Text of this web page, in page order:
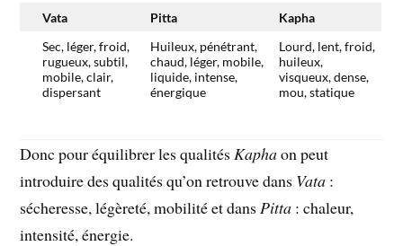
Vata Pitta
Kapha
Sec, léger, froid,
rugueux, subtil,
mobile, clair,
dispersant
Huileux, pénétrant,
chaud, léger, mobile,
liquide, intense,
énergique
Lourd, lent, froid,
huileux,
visqueux, dense,
mou, statique
Donc pour équilibrer les qualitésKaphaon peut
introduire des qualités qu’on retrouve dans Vata :
sécheresse, légèreté, mobilité et dansPitta : chaleur,
intensité, énergie.